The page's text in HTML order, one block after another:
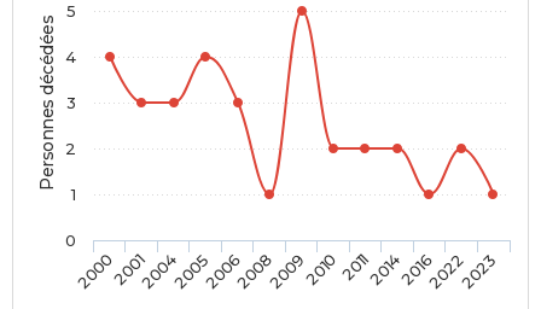
Personnes décédées
20002001200420052006200820092010 20112014201620222023
0
1
2
3
4
5